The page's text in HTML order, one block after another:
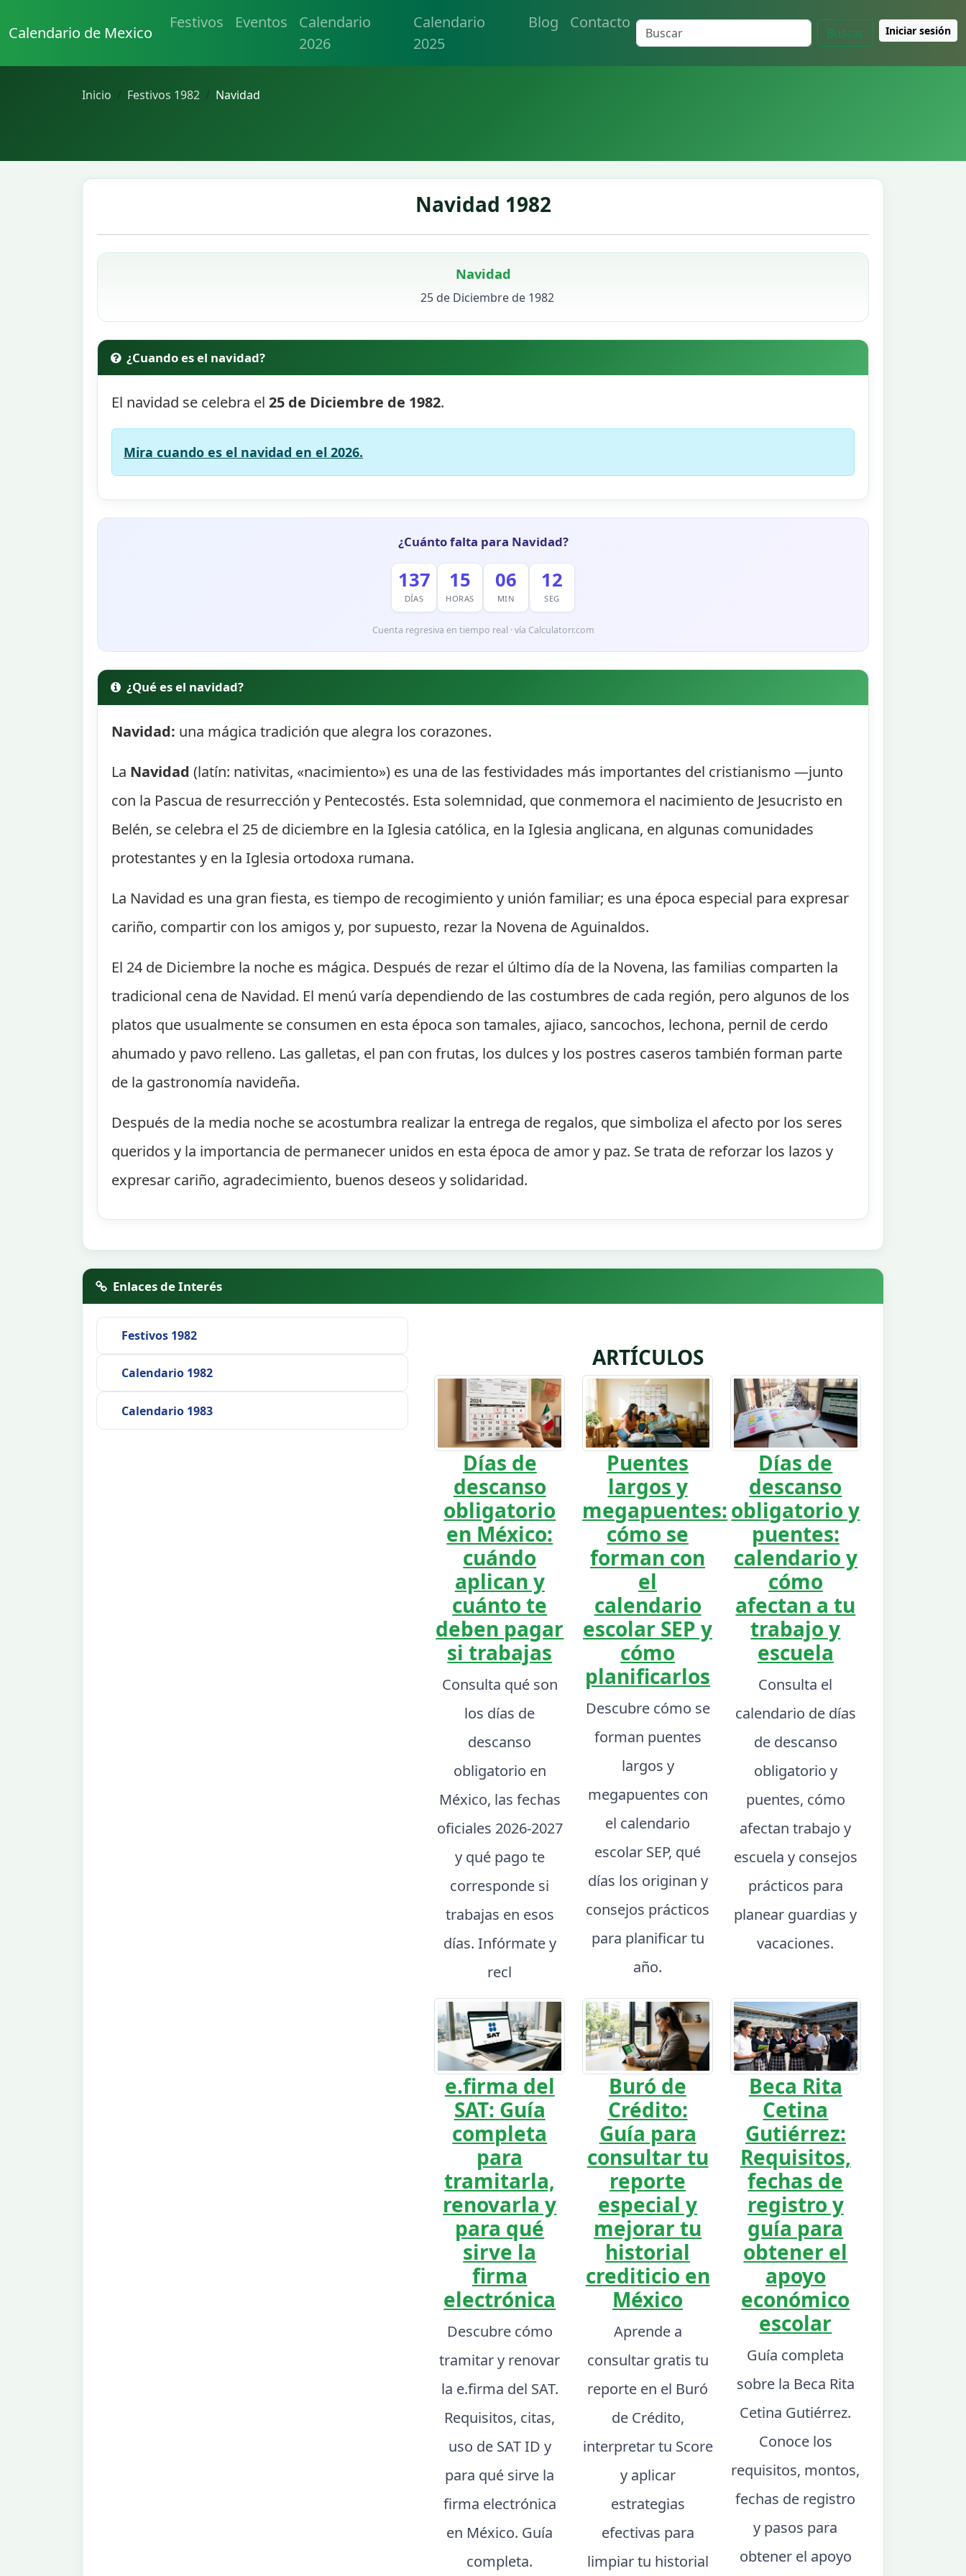
Calendario de Mexico
Festivos Eventos
Calendario
2026
Calendario
2025
Blog Contacto
Buscar Iniciar sesión
Inicio Festivos 1982 Navidad
Navidad 1982
Navidad
25 de Diciembre de 1982
¿Cuando es el navidad?
El navidad se celebra el25 de Diciembre de 1982.
Mira cuando es el navidad en el 2026.
¿Cuánto falta para Navidad?
137
DÍAS
15
HORAS
06
MIN
12
SEG
Cuenta regresiva en tiempo real · vía Calculatorr.com
¿Qué es el navidad?
Navidad: una mágica tradición que alegra los corazones.
La Navidad (latín: nativitas, «nacimiento») es una de las festividades más importantes del cristianismo —junto
con la Pascua de resurrección y Pentecostés. Esta solemnidad, que conmemora el nacimiento de Jesucristo en
Belén, se celebra el 25 de diciembre en la Iglesia católica, en la Iglesia anglicana, en algunas comunidades
protestantes y en la Iglesia ortodoxa rumana.
La Navidad es una gran fiesta, es tiempo de recogimiento y unión familiar; es una época especial para expresar
cariño, compartir con los amigos y, por supuesto, rezar la Novena de Aguinaldos.
El 24 de Diciembre la noche es mágica. Después de rezar el último día de la Novena, las familias comparten la
tradicional cena de Navidad. El menú varía dependiendo de las costumbres de cada región, pero algunos de los
platos que usualmente se consumen en esta época son tamales, ajiaco, sancochos, lechona, pernil de cerdo
ahumado y pavo relleno. Las galletas, el pan con frutas, los dulces y los postres caseros también forman parte
de la gastronomía navideña.
Después de la media noche se acostumbra realizar la entrega de regalos, que simboliza el afecto por los seres
queridos y la importancia de permanecer unidos en esta época de amor y paz. Se trata de reforzar los lazos y
expresar cariño, agradecimiento, buenos deseos y solidaridad.
Enlaces de Interés
Festivos 1982
Calendario 1982
Calendario 1983
ARTÍCULOS
Días de
descanso
obligatorio
en México:
cuándo
aplican y
cuánto te
deben pagar
si trabajas
Consulta qué son
los días de
descanso
obligatorio en
México, las fechas
oficiales 2026-2027
y qué pago te
corresponde si
trabajas en esos
días. Infórmate y
recl
Puentes
largos y
megapuentes:
cómo se
forman con
el
calendario
escolar SEP y
cómo
planificarlos
Descubre cómo se
forman puentes
largos y
megapuentes con
el calendario
escolar SEP, qué
días los originan y
consejos prácticos
para planificar tu
año.
Días de
descanso
obligatorio y
puentes:
calendario y
cómo
afectan a tu
trabajo y
escuela
Consulta el
calendario de días
de descanso
obligatorio y
puentes, cómo
afectan trabajo y
escuela y consejos
prácticos para
planear guardias y
vacaciones.
e.firma del
SAT: Guía
completa
para
tramitarla,
renovarla y
para qué
sirve la
firma
electrónica
Descubre cómo
tramitar y renovar
la e.firma del SAT.
Requisitos, citas,
uso de SAT ID y
para qué sirve la
firma electrónica
en México. Guía
completa.
Buró de
Crédito:
Guía para
consultar tu
reporte
especial y
mejorar tu
historial
crediticio en
México
Aprende a
consultar gratis tu
reporte en el Buró
de Crédito,
interpretar tu Score
y aplicar
estrategias
efectivas para
limpiar tu historial
Beca Rita
Cetina
Gutiérrez:
Requisitos,
fechas de
registro y
guía para
obtener el
apoyo
económico
escolar
Guía completa
sobre la Beca Rita
Cetina Gutiérrez.
Conoce los
requisitos, montos,
fechas de registro
y pasos para
obtener el apoyo